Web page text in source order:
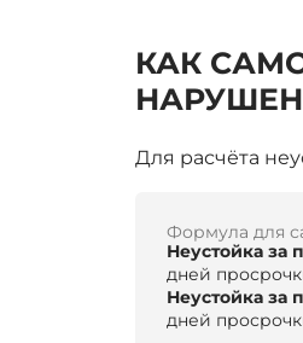
КАК
Для расчёта
Формула для
Неустойка за
дней
Неустойка за
дней